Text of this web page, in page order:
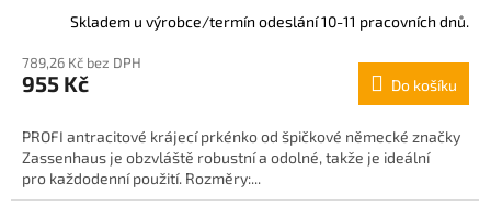
Skladem u výrobce/termín odeslání 10-11 pracovních dnů.
789,26 Kč bez DPH
955 Kč Do košíku
PROFI antracitové krájecí prkénko od špičkové německé značky
Zassenhaus je obzvláště robustní a odolné, takže je ideální
pro každodenní použití. Rozměry:...